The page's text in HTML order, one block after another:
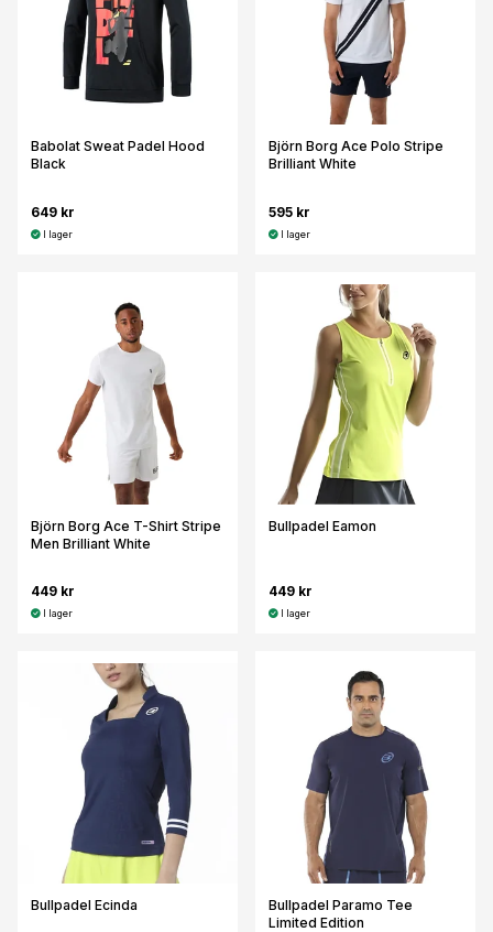
Babolat Sweat Padel Hood
Black
649 kr
I lager
Björn Borg Ace Polo Stripe
Brilliant White
595 kr
I lager
Björn Borg Ace T-Shirt Stripe
Men Brilliant White
449 kr
I lager
Bullpadel Eamon
449 kr
I lager
Bullpadel Ecinda
Bullpadel Paramo Tee
Limited Edition